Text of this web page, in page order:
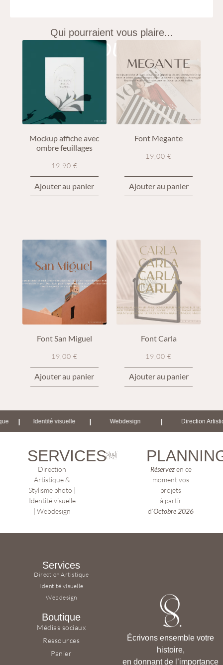
RESSOURCES
Qui pourraient vous plaire...
Mockup affiche avec
ombre feuillages
19,90 €
Ajouter au panier
Font Megante
19,00€
Ajouter au panier
Font San Miguel
19,00 €
Ajouter au panier
Font Carla
19,00€
Ajouter au panier
Identité visuelle Webdesign Direction
SERVICES
Direction
Artistique &
Stylisme photo |
Identité visuelle
| Webdesign
Réservezen ce
moment vos
projets
à partir
d’Octobre 2026
Services
Direction Artistique
Identité visuelle
Webdesign
Boutique
Médias sociaux
Ressources
Panier
Écrivons ensemble votre
histoire,
en donnant de l’importance